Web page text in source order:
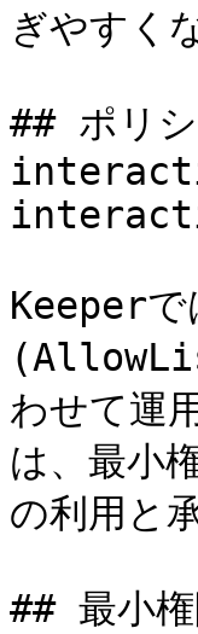
ぎやすく
## ポリ
Keeperで
わせて運
は、最小
の利用と
## 最小